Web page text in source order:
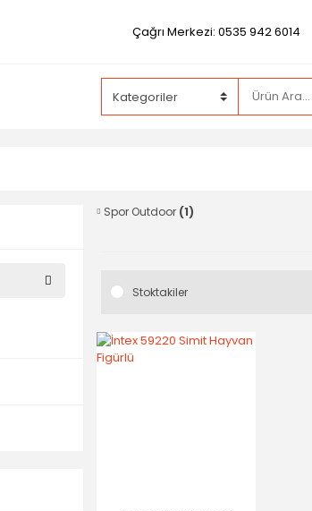
Çağrı Merkezi: 0535 942 6014
Spor Outdoor (1)
Stoktakiler